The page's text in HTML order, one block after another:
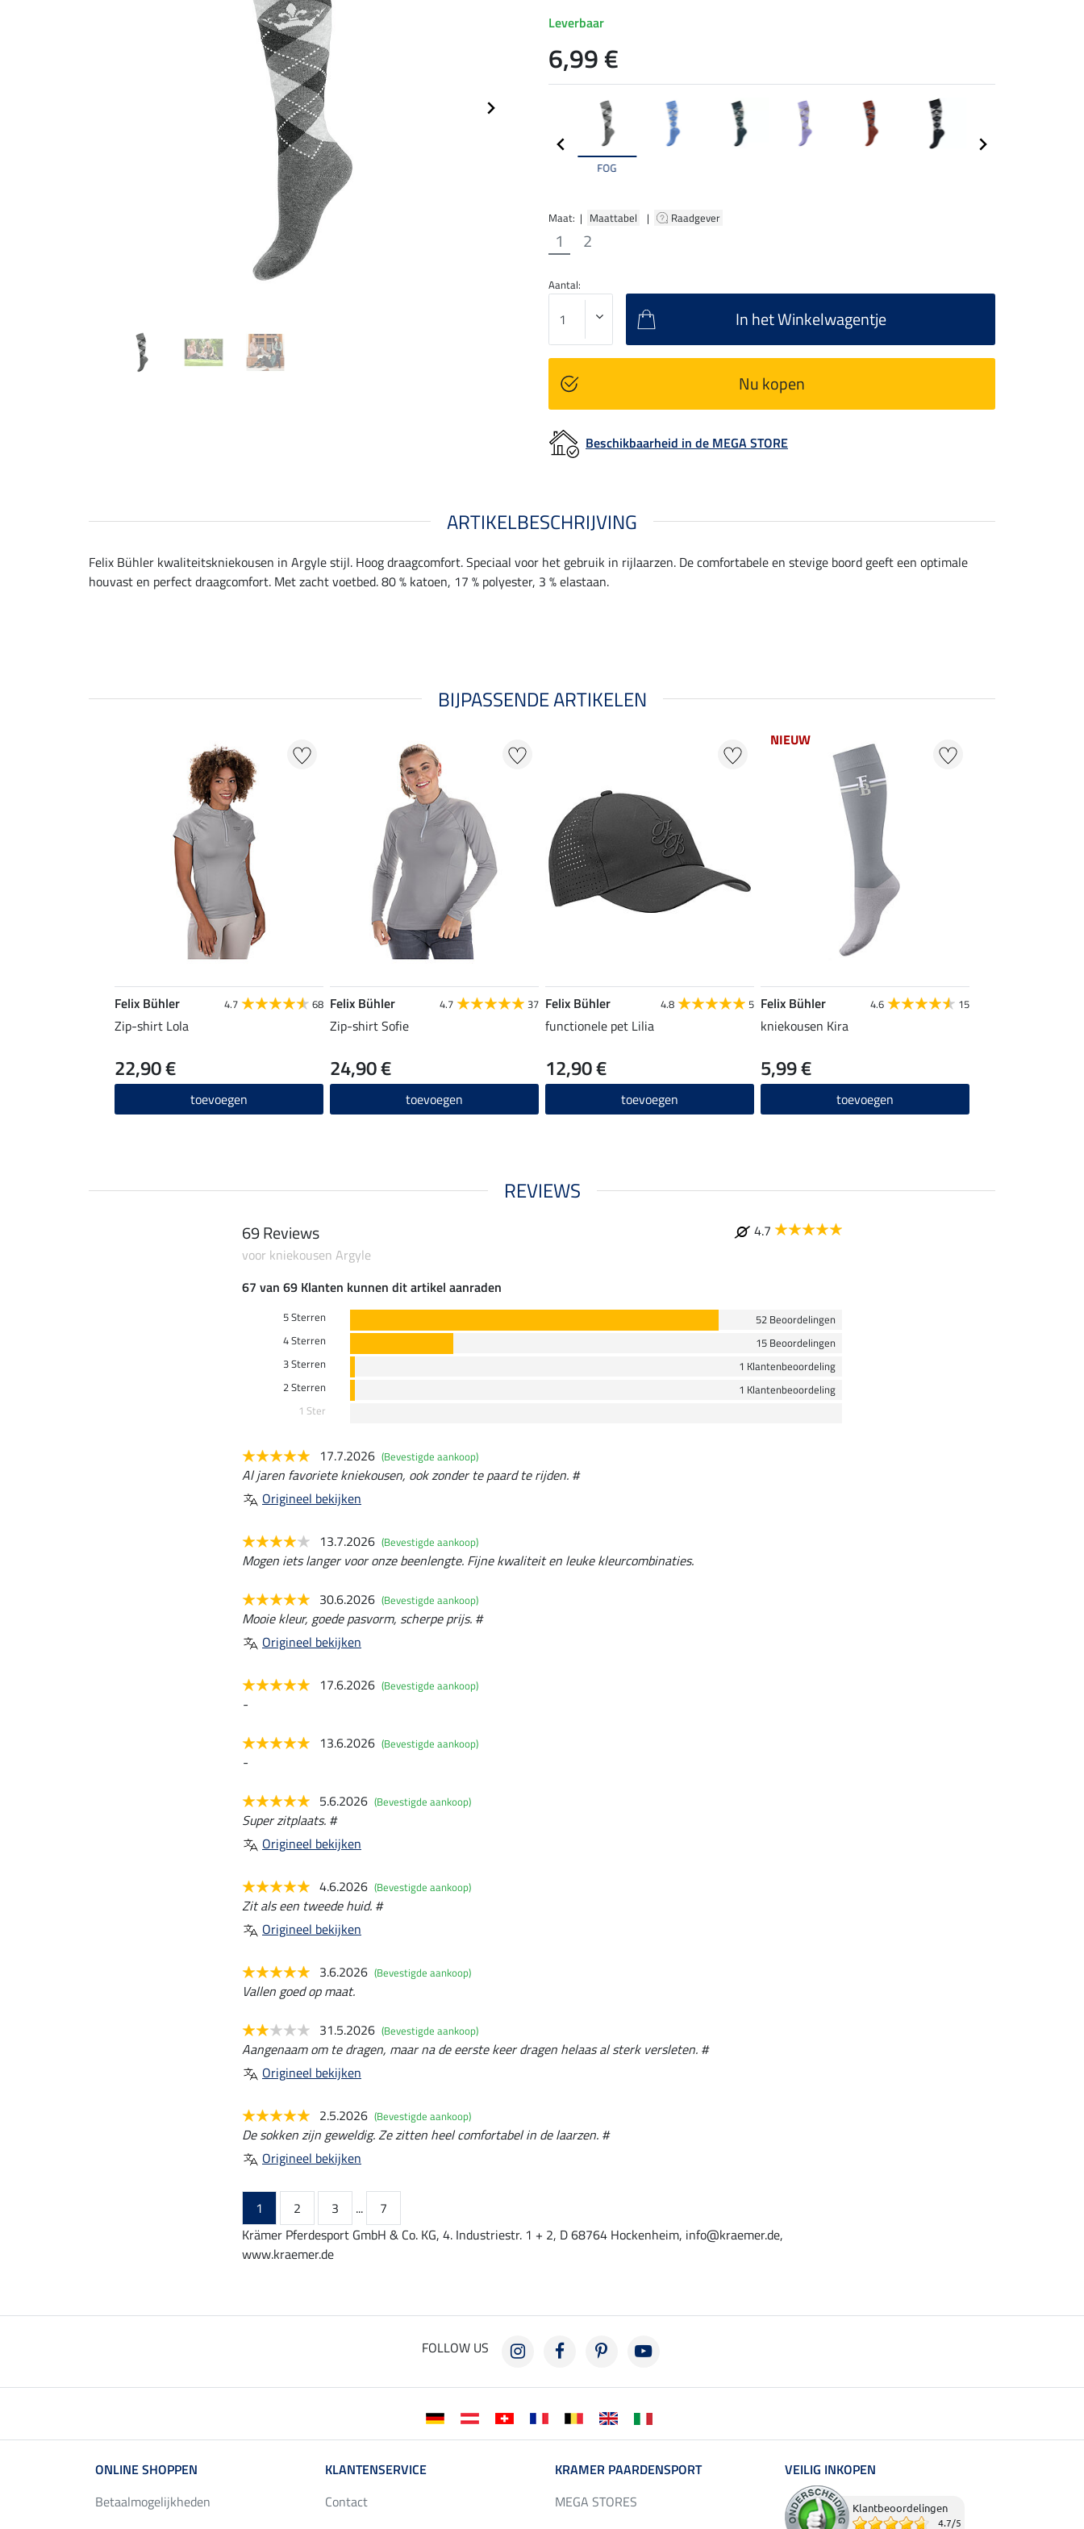
FOG
Maat: | Maattabel | Raadgever
1 2
Leverbaar
6,99 €
Aantal:
In het Winkelwagentje
Nu kopen
Beschikbaarheid in de MEGA STORE
ARTIKELBESCHRIJVING
Felix Bühler kwaliteitskniekousen in Argyle stijl. Hoog draagcomfort. Speciaal voor het gebruik in rijlaarzen. De comfortabele en stevige boord geeft een optimale
houvast en perfect draagcomfort. Met zacht voetbed. 80 % katoen, 17 % polyester, 3 % elastaan.
BIJPASSENDE ARTIKELEN
Felix Bühler 4.7 68
Zip-shirt Lola
22,90 €
toevoegen
Felix Bühler 4.7 37
Zip-shirt Sofie
24,90 €
toevoegen
Felix Bühler 4.8 5
functionele pet Lilia
12,90 €
toevoegen
NIEUW
Felix Bühler 4.6 15
kniekousen Kira
5,99 €
toevoegen
REVIEWS
69 Reviews
4.7
voor kniekousen Argyle
67 van 69 Klanten kunnen dit artikel aanraden
5 Sterren
52 Beoordelingen
4 Sterren
15 Beoordelingen
3 Sterren
1 Klantenbeoordeling
2 Sterren
1 Klantenbeoordeling
1 Ster
17.7.2026 (Bevestigde aankoop)
Al jaren favoriete kniekousen, ook zonder te paard te rijden. #
Origineel bekijken
13.7.2026 (Bevestigde aankoop)
Mogen iets langer voor onze beenlengte. Fijne kwaliteit en leuke kleurcombinaties.
30.6.2026 (Bevestigde aankoop)
Mooie kleur, goede pasvorm, scherpe prijs. #
Origineel bekijken
17.6.2026 (Bevestigde aankoop)
-
13.6.2026 (Bevestigde aankoop)
-
5.6.2026 (Bevestigde aankoop)
Super zitplaats. #
Origineel bekijken
4.6.2026 (Bevestigde aankoop)
Zit als een tweede huid. #
Origineel bekijken
3.6.2026 (Bevestigde aankoop)
Vallen goed op maat.
31.5.2026 (Bevestigde aankoop)
Aangenaam om te dragen, maar na de eerste keer dragen helaas al sterk versleten. #
Origineel bekijken
2.5.2026 (Bevestigde aankoop)
De sokken zijn geweldig. Ze zitten heel comfortabel in de laarzen. #
Origineel bekijken
1 2 3 ...
7
Krämer Pferdesport GmbH & Co. KG, 4. Industriestr. 1 + 2, D 68764 Hockenheim, info@kraemer.de,
www.kraemer.de
FOLLOW US
ONLINE SHOPPEN
Betaalmogelijkheden
KLANTENSERVICE
Contact
KRAMER PAARDENSPORT
MEGA STORES
VEILIG INKOPEN
Klantbeoordelingen
4.7/5